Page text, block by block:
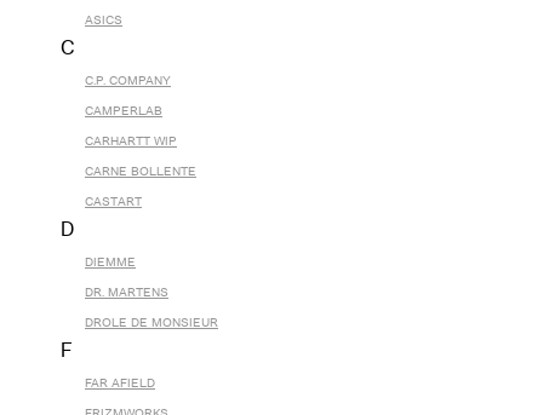
ASICS
C
C.P. COMPANY
CAMPERLAB
CARHARTT WIP
CARNE BOLLENTE
CASTART
D
DIEMME
DR. MARTENS
DROLE DE MONSIEUR
F
FAR AFIELD